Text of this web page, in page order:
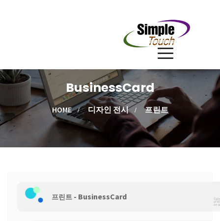
BusinessCard
HOME 디자인 전시 프린트
프린트 - BusinessCard